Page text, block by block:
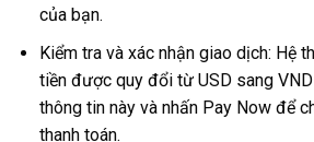
của bạn.
Kiểm tra và xác nhận giao dịch: Hệ
tiền được quy đổi từ USD sang
thông tin này và nhấn Pay Now để
thanh toán.